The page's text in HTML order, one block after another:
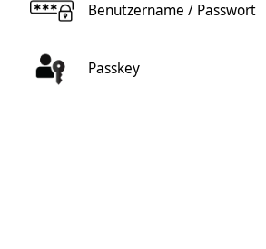
Benutzername / Passwort
Passkey